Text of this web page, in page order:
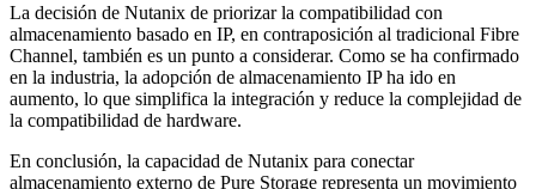
La decisión de Nutanix de priorizar la compatibilidad con
almacenamiento basado en IP, en contraposición al tradicional Fibre
Channel, también es un punto a considerar. Como se ha confirmado
en la industria, la adopción de almacenamiento IP ha ido en
aumento, lo que simplifica la integración y reduce la complejidad de
la compatibilidad de hardware.
En conclusión, la capacidad de Nutanix para conectar
almacenamiento externo de Pure Storage representa un movimiento